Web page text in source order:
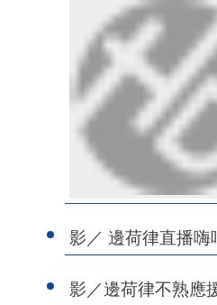
影／ 邊荷律直播
影／邊荷律不熟應